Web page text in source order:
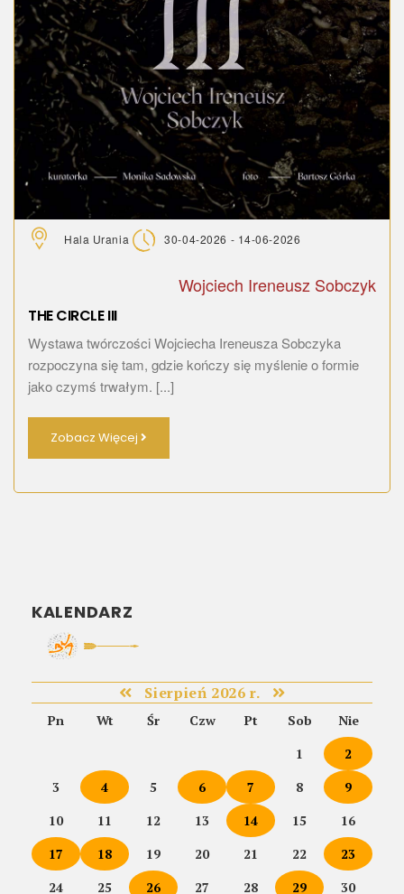
Hala Urania 30-04-2026 - 14-06-2026
Wojciech Ireneusz Sobczyk
THE CIRCLE III
Wystawa twórczości Wojciecha Ireneusza Sobczyka
rozpoczyna się tam, gdzie kończy się myślenie o formie
jako czymś trwałym. [...]
Zobacz Więcej
KALENDARZ
Sierpień 2026 r.
Pn Wt Śr Czw Pt Sob
Nie
1
2
3
4 5 6 7 8
9
10
11 12 13 14 15
16
17
18 19 20 21 22
23
24
25 26 27 28 29 30